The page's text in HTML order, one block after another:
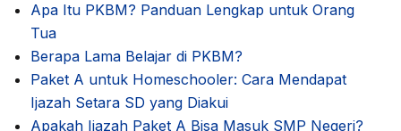
Apa Itu PKBM? Panduan Lengkap untuk Orang
Tua
Berapa Lama Belajar di PKBM?
Paket A untuk Homeschooler: Cara Mendapat
Ijazah Setara SD yang Diakui
Apakah Ijazah Paket A Bisa Masuk SMP Negeri?